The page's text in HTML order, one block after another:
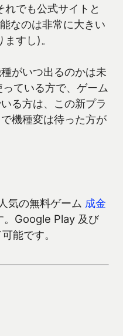
でも公式サイトと
なのは非常に大きい
すし)。
がいつ出るのかは未
ている方で、ゲーム
る方は、この新プラ
機種変は待った方が
気の無料ゲーム 成金
。Google Play 及び
能です。